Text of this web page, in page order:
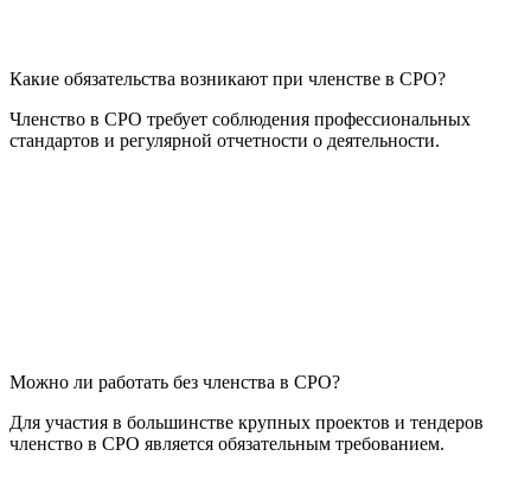
Какие обязательства возникают при членстве в СРО?
Членство в СРО требует соблюдения профессиональных
стандартов и регулярной отчетности о деятельности.
Можно ли работать без членства в СРО?
Для участия в большинстве крупных проектов и тендеров
членство в СРО является обязательным требованием.